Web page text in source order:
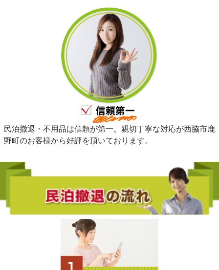
民泊撤退・不用品は信頼が第一。親切丁寧な対応が西脇市鹿
野町のお客様から好評を頂いております。